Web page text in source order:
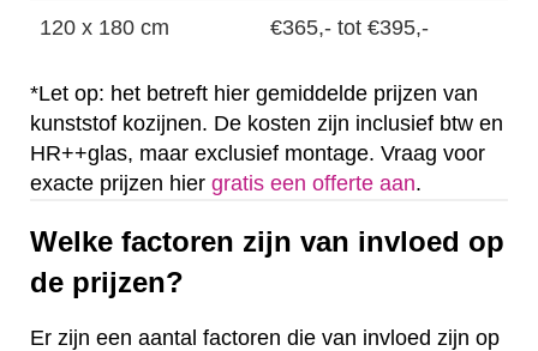
120 x 180 cm €365,- tot €395,-
*Let op: het betreft hier gemiddelde prijzen van
kunststof kozijnen. De kosten zijn inclusief btw en
HR++glas, maar exclusief montage. Vraag voor
exacte prijzen hier gratis een offerte aan.
Welke factoren zijn van invloed op
de prijzen?
Er zijn een aantal factoren die van invloed zijn op